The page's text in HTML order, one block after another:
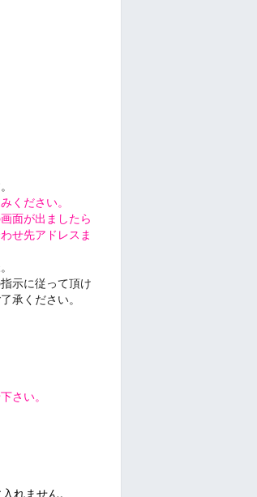
。
ください。
面が出ましたら
せ先アドレスま
示に従って頂け
承ください。
さい。
れません。